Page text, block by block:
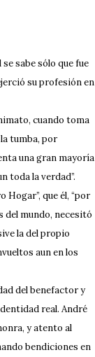
sabe sólo que fue
su profesión en
cuando toma
tumba, por
una gran mayoría
toda la verdad”.
Hogar”, que él, “por
del mundo, necesitó
la del propio
aun en los
del benefactor y
real. André
y atento al
bendiciones en